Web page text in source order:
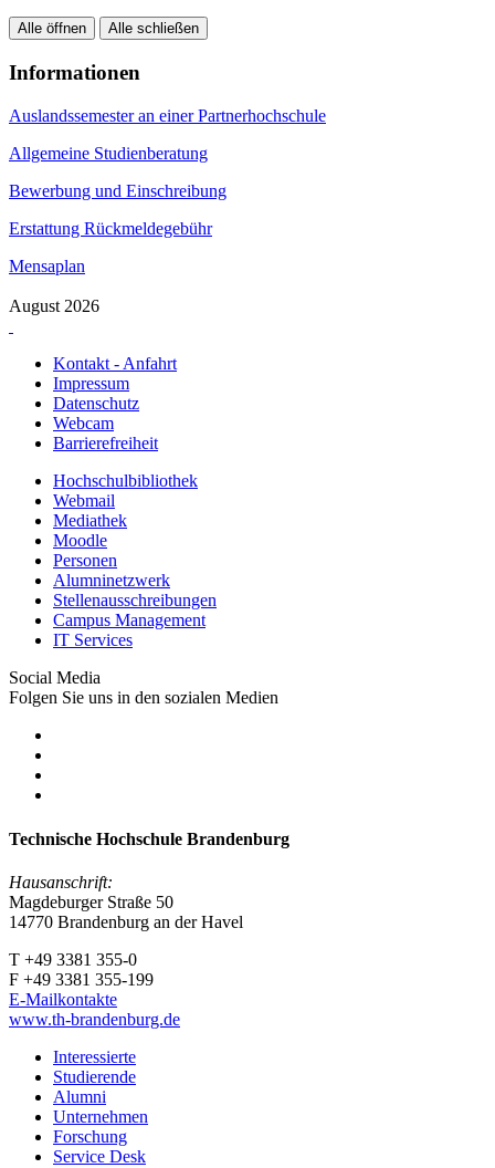
Alle öffnen Alle schließen
Informationen
Auslandssemester an einer Partnerhochschule
Allgemeine Studienberatung
Bewerbung und Einschreibung
Erstattung Rückmeldegebühr
Mensaplan
August 2026
Kontakt - Anfahrt
Impressum
Datenschutz
Webcam
Barrierefreiheit
Hochschulbibliothek
Webmail
Mediathek
Moodle
Personen
Alumninetzwerk
Stellenausschreibungen
Campus Management
IT Services
Social Media
Folgen Sie uns in den sozialen Medien
Technische Hochschule Brandenburg
Hausanschrift:
Magdeburger Straße 50
14770 Brandenburg an der Havel
T +49 3381 355-0
F +49 3381 355-199
E-Mailkontakte
www.th-brandenburg.de
Interessierte
Studierende
Alumni
Unternehmen
Forschung
Service Desk